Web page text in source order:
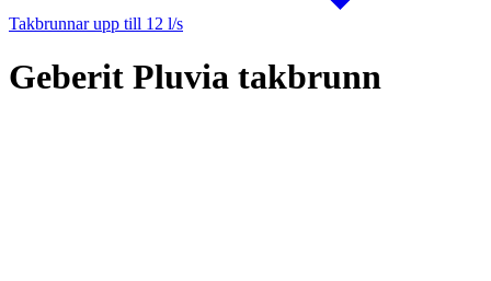
Takbrunnar upp till 12 l/s
Geberit Pluvia takbrunn